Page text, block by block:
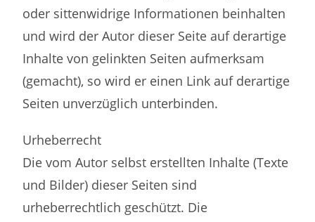
oder sittenwidrige Informationen beinhalten
und wird der Autor dieser Seite auf derartige
Inhalte von gelinkten Seiten aufmerksam
(gemacht), so wird er einen Link auf derartige
Seiten unverzüglich unterbinden.
Urheberrecht
Die vom Autor selbst erstellten Inhalte (Texte
und Bilder) dieser Seiten sind
urheberrechtlich geschützt. Die